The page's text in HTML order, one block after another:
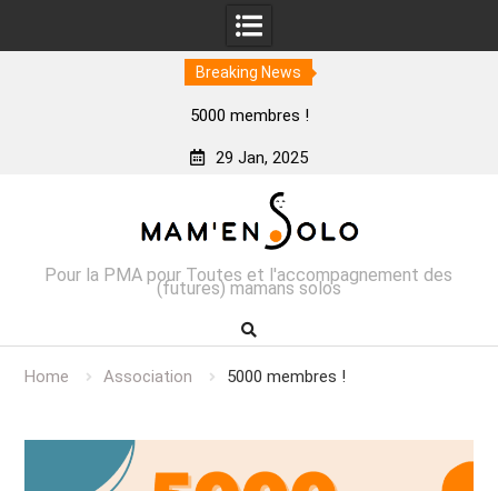
Breaking News
5000 membres !
29 Jan, 2025
Pour la PMA pour Toutes et l'accompagnement des
(futures) mamans solos
Home Association 5000 membres !